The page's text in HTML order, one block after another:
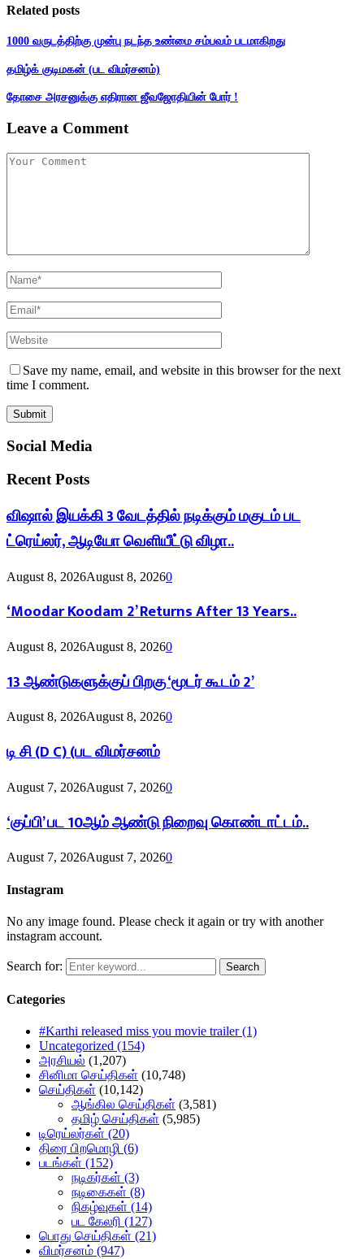
Related posts
1000 வருடத்திற்கு முன்பு நடந்த உண்மை சம்பவம் படமாகிறது
தமிழ்க் குடிமகன் (பட விமர்சனம்)
தோசை அரசனுக்கு எதிரான ஜீவஜோதியின் போர் !
Leave a Comment
Save my name, email, and website in this browser for the next
time I comment.
Social Media
Recent Posts
விஷால் இயக்கி 3 வேடத்தில் நடிக்கும் மகுடம் பட
ட்ரெய்லர், ஆடியோ வெளியீட்டு விழா..
August 8, 2026August 8, 20260
‘Moodar Koodam 2’ Returns After 13 Years..
August 8, 2026August 8, 20260
13 ஆண்டுகளுக்குப் பிறகு ‘மூடர் கூடம் 2’
August 8, 2026August 8, 20260
டி சி (D C) (பட விமர்சனம்
August 7, 2026August 7, 20260
‘குப்பி’ பட 10ஆம் ஆண்டு நிறைவு கொண்டாட்டம்..
August 7, 2026August 7, 20260
Instagram
No any image found. Please check it again or try with another
instagram account.
Search for: Search
Categories
#Karthi released miss you movie trailer(1)
Uncategorized (154)
அரசியல் (1,207)
சினிமா செய்திகள் (10,748)
செய்திகள் (10,142)
ஆங்கில செய்திகள் (3,581)
தமிழ் செய்திகள் (5,985)
டிரெய்லர்கள் (20)
திரை பிறமொழி (6)
படங்கள் (152)
நடிகர்கள் (3)
நடிகைகள் (8)
நிகழ்வுகள் (14)
பட கேலரி (127)
பொது செய்திகள் (21)
விமர்சனம் (947)